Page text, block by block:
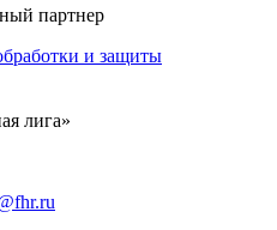
партнер
и защиты
лига»